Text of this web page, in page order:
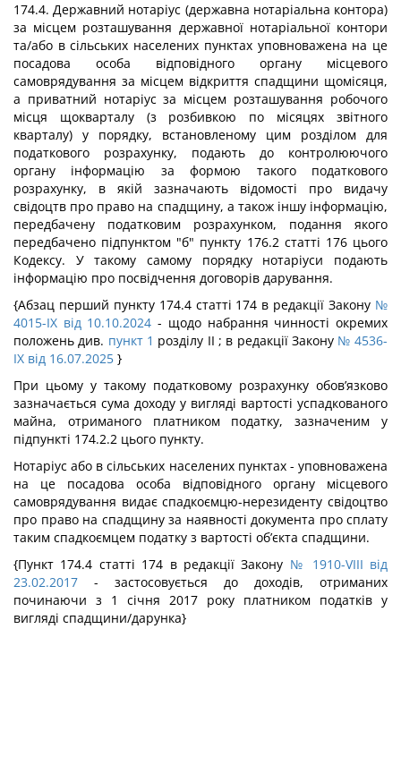
174.4. Державний нотаріус (державна нотаріальна контора)
за місцем розташування державної нотаріальної контори
та/або в сільських населених пунктах уповноважена на це
посадова особа відповідного органу місцевого
самоврядування за місцем відкриття спадщини щомісяця,
а приватний нотаріус за місцем розташування робочого
місця щокварталу (з розбивкою по місяцях звітного
кварталу) у порядку, встановленому цим розділом для
податкового розрахунку, подають до контролюючого
органу інформацію за формою такого податкового
розрахунку, в якій зазначають відомості про видачу
свідоцтв про право на спадщину, а також іншу інформацію,
передбачену податковим розрахунком, подання якого
передбачено підпунктом "б" пункту 176.2 статті 176 цього
Кодексу. У такому самому порядку нотаріуси подають
інформацію про посвідчення договорів дарування.
{Абзац перший пункту 174.4 статті 174 в редакції Закону №
4015-IX від 10.10.2024 - щодо набрання чинності окремих
положень див. пункт 1 розділу II ; в редакції Закону № 4536-
IX від 16.07.2025 }
При цьому у такому податковому розрахунку обов’язково
зазначається сума доходу у вигляді вартості успадкованого
майна, отриманого платником податку, зазначеним у
підпункті 174.2.2 цього пункту.
Нотаріус або в сільських населених пунктах - уповноважена
на це посадова особа відповідного органу місцевого
самоврядування видає спадкоємцю-нерезиденту свідоцтво
про право на спадщину за наявності документа про сплату
таким спадкоємцем податку з вартості об’єкта спадщини.
{Пункт 174.4 статті 174 в редакції Закону № 1910-VIII від
23.02.2017 - застосовується до доходів, отриманих
починаючи з 1 січня 2017 року платником податків у
вигляді спадщини/дарунка}